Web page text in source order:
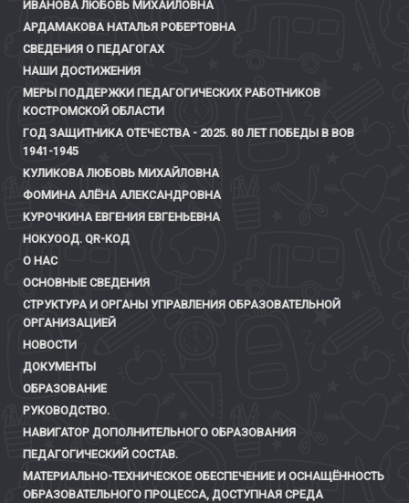
ИВАНОВА ЛЮБОВЬ МИХАЙЛОВНА
АРДАМАКОВА НАТАЛЬЯ РОБЕРТОВНА
СВЕДЕНИЯ О ПЕДАГОГАХ
НАШИ ДОСТИЖЕНИЯ
МЕРЫ ПОДДЕРЖКИ ПЕДАГОГИЧЕСКИХ РАБОТНИКОВ
КОСТРОМСКОЙ ОБЛАСТИ
ГОД ЗАЩИТНИКА ОТЕЧЕСТВА - 2025. 80 ЛЕТ ПОБЕДЫ В ВОВ
1941-1945
КУЛИКОВА ЛЮБОВЬ МИХАЙЛОВНА
ФОМИНА АЛЁНА АЛЕКСАНДРОВНА
КУРОЧКИНА ЕВГЕНИЯ ЕВГЕНЬЕВНА
НОКУООД. QR-КОД
О НАС
ОСНОВНЫЕ СВЕДЕНИЯ
СТРУКТУРА И ОРГАНЫ УПРАВЛЕНИЯ ОБРАЗОВАТЕЛЬНОЙ
ОРГАНИЗАЦИЕЙ
НОВОСТИ
ДОКУМЕНТЫ
ОБРАЗОВАНИЕ
РУКОВОДСТВО.
НАВИГАТОР ДОПОЛНИТЕЛЬНОГО ОБРАЗОВАНИЯ
ПЕДАГОГИЧЕСКИЙ СОСТАВ.
МАТЕРИАЛЬНО-ТЕХНИЧЕСКОЕ ОБЕСПЕЧЕНИЕ И ОСНАЩЁННОСТЬ
ОБРАЗОВАТЕЛЬНОГО ПРОЦЕССА, ДОСТУПНАЯ СРЕДА